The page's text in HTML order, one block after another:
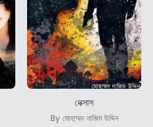
নেক্সাস
By মোহাম্মদ নাজিম উদ্দিন